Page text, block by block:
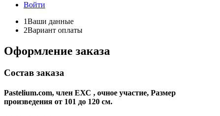
Войти
1Ваши данные
2Вариант оплаты
Оформление заказа
Состав заказа
Pastelium.com, член ЕХС , очное участие, Размер
произведения от 101 до 120 см.